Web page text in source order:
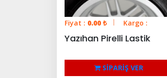
Fiyat : 0.00 ₺ Kargo :
Yazıhan Pirelli Lastik
SİPARİŞ VER